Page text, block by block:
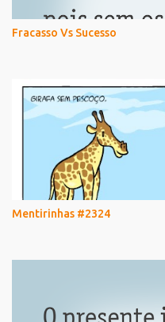
Fracasso Vs Sucesso
Mentirinhas #2324